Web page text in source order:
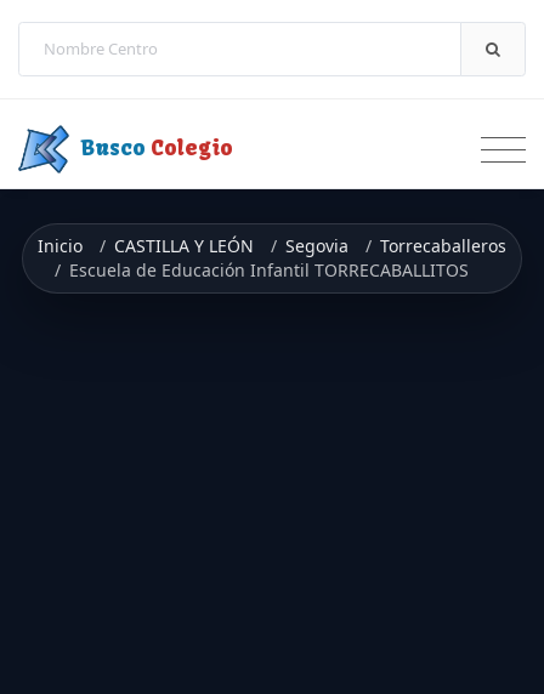
Busco Colegio
Inicio CASTILLA Y LEÓN Segovia
Torrecaballeros
Escuela de Educación Infantil TORRECABALLITOS